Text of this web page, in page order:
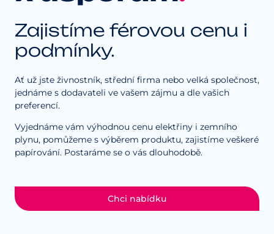
Zajistíme férovou cenu i
podmínky.
Ať už jste živnostník, střední firma nebo velká společnost,
jednáme s dodavateli ve vašem zájmu a dle vašich
preferencí.
Vyjednáme vám výhodnou cenu elektřiny i zemního
plynu, pomůžeme s výběrem produktu, zajistíme veškeré
papírování. Postaráme se o vás dlouhodobě.
Chci nabídku